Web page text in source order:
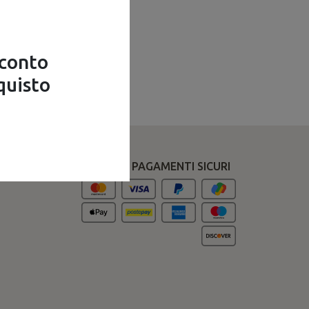
PAGAMENTI SICURI